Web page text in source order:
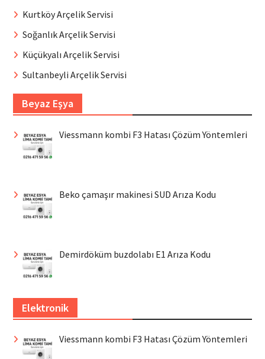
Kurtköy Arçelik Servisi
Soğanlık Arçelik Servisi
Küçükyalı Arçelik Servisi
Sultanbeyli Arçelik Servisi
Beyaz Eşya
Viessmann kombi F3 Hatası Çözüm Yöntemleri
Beko çamaşır makinesi SUD Arıza Kodu
Demirdöküm buzdolabı E1 Arıza Kodu
Elektronik
Viessmann kombi F3 Hatası Çözüm Yöntemleri